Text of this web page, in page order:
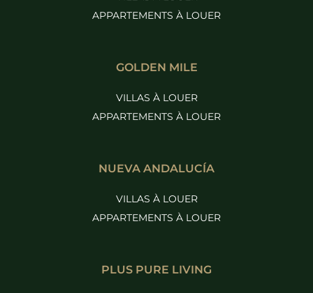
APPARTEMENTS À LOUER
GOLDEN MILE
VILLAS À LOUER
APPARTEMENTS À LOUER
NUEVA ANDALUCÍA
VILLAS À LOUER
APPARTEMENTS À LOUER
PLUS PURE LIVING